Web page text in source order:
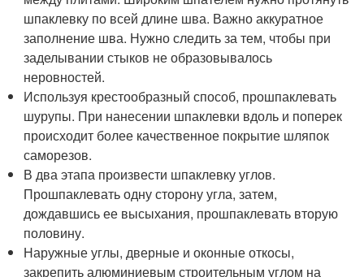
шпаклевку по всей длине шва. Важно аккуратное
заполнение шва. Нужно следить за тем, чтобы при
заделывании стыков не образовывалось
неровностей.
Используя крестообразный способ, прошпаклевать
шурупы. При нанесении шпаклевки вдоль и поперек
происходит более качественное покрытие шляпок
саморезов.
В два этапа произвести шпаклевку углов.
Прошпаклевать одну сторону угла, затем,
дождавшись ее высыхания, прошпаклевать вторую
половину.
Наружные углы, дверные и оконные откосы,
закрепить алюминиевым строительным углом на